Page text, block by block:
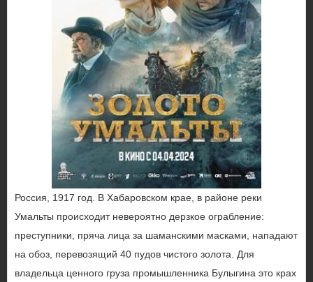
Россия, 1917 год. В Хабаровском крае, в районе реки
Умальты происходит невероятно дерзкое ограбление:
преступники, пряча лица за шаманскими масками, нападают
на обоз, перевозящий 40 пудов чистого золота. Для
владельца ценного груза промышленника Булыгина это крах